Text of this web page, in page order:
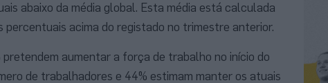
abaixo da média global. Esta média está calculada
percentuais acima do registado no trimestre anterior.
aumentar a força de trabalho no início do
de trabalhadores e 44% estimam manter os atuais